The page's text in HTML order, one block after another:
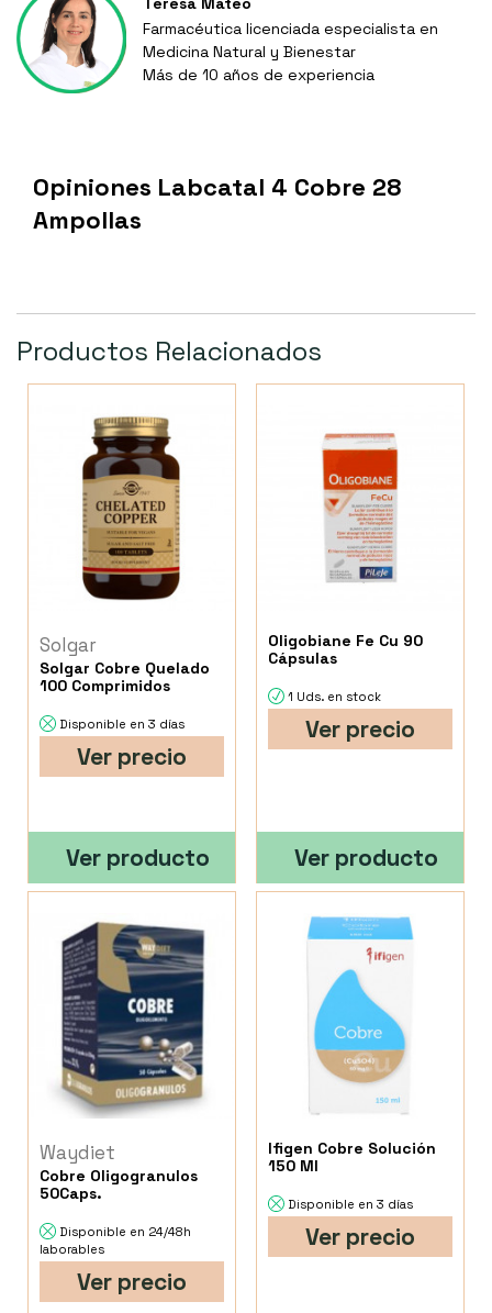
Farmacéutica licenciada especialista en
Medicina Natural y Bienestar
Más de 10 años de experiencia
Opiniones Labcatal 4 Cobre 28
Ampollas
Productos Relacionados
Solgar
Solgar Cobre Quelado
100 Comprimidos
Disponible en 3 días
Ver precio
Ver producto
Oligobiane Fe Cu 90
Cápsulas
1 Uds. en stock
Ver precio
Ver producto
Waydiet
Cobre Oligogranulos
50Caps.
Disponible en 24/48h
laborables
Ver precio
Ifigen Cobre Solución
150 Ml
Disponible en 3 días
Ver precio